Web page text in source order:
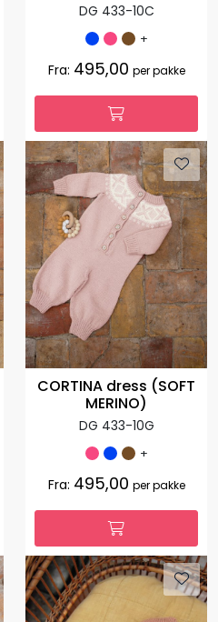
DG 433-10C
+
Fra: 495,00 per pakke
CORTINA dress (SOFT
MERINO)
DG 433-10G
+
Fra: 495,00 per pakke